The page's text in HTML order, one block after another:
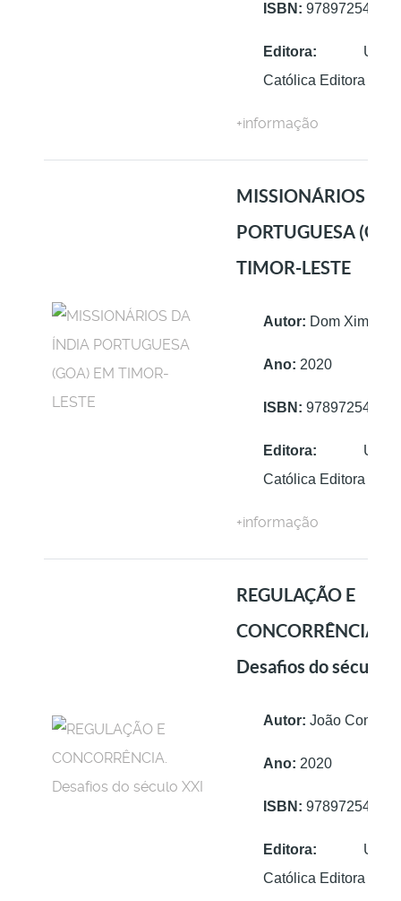
ISBN:
Editora:
Católica Editora
+informação
MISSIONÁRIOS DA
PORTUGUESA
TIMOR-LESTE
Autor: Dom
Ano: 2020
ISBN:
Editora:
Católica Editora
+informação
REGULAÇÃO E
CONCORRÊNCIA.
Desafios do século
Autor: João
Ano: 2020
ISBN:
Editora:
Católica Editora